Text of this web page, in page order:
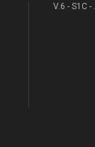
V.6 - S1C